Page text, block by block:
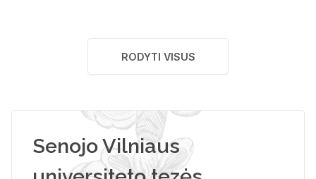
RODYTI VISUS
Senojo Vilniaus